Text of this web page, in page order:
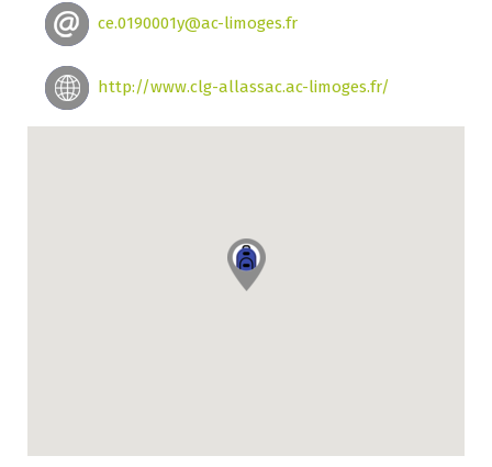
ce.0190001y@ac-limoges.fr
http://www.clg-allassac.ac-limoges.fr/